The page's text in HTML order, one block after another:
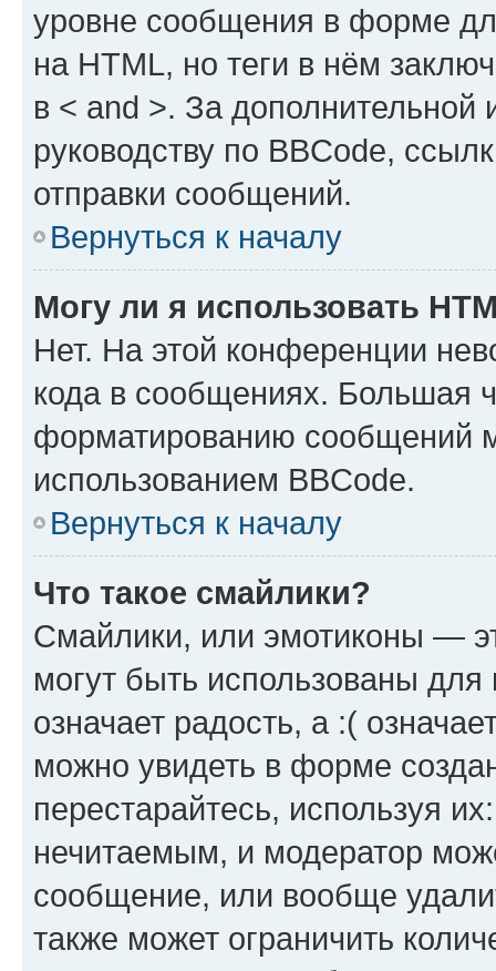
уровне сообщения в форме
на HTML, но теги в нём
в < and >. За
руководству по BBCode,
отправки сообщений.
Вернуться к началу
Могу ли я использовать
Нет. На этой конференции
кода в сообщениях. Большая
форматированию сообщений
использованием BBCode.
Вернуться к началу
Что такое смайлики?
Смайлики, или эмотиконы —
могут быть использованы
означает радость, а :(
можно увидеть в форме
перестарайтесь, используя
нечитаемым, и модератор
сообщение, или вообще
также может ограничить